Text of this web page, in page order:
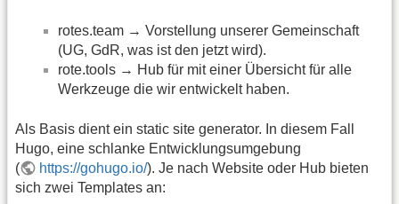
rotes.team → Vorstellung unserer Gemeinschaft
(UG, GdR, was ist den jetzt wird).
rote.tools → Hub für mit einer Übersicht für alle
Werkzeuge die wir entwickelt haben.
Als Basis dient ein static site generator. In diesem Fall
Hugo, eine schlanke Entwicklungsumgebung
(
https://gohugo.io/). Je nach Website oder Hub bieten
sich zwei Templates an: